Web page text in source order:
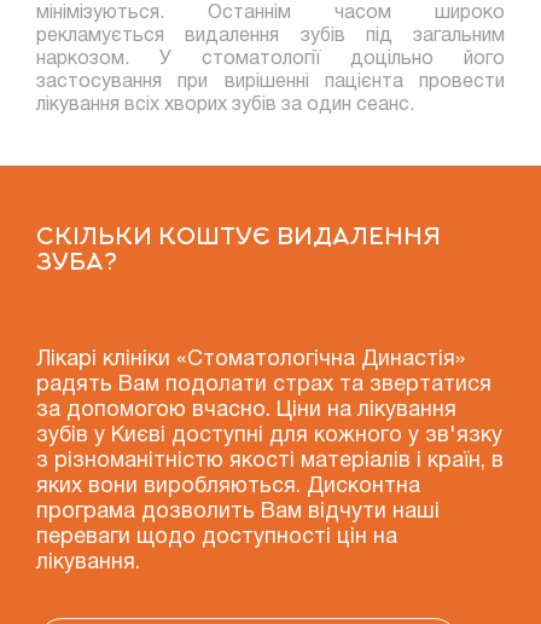
мінімізуються. Останнім часом широко
рекламується видалення зубів під загальним
наркозом. У стоматології доцільно його
застосування при вирішенні пацієнта провести
лікування всіх хворих зубів за один сеанс.
СКІЛЬКИ КОШТУЄ ВИДАЛЕННЯ
ЗУБА?
Лікарі клініки «Стоматологічна Династія»
радять Вам подолати страх та звертатися
за допомогою вчасно. Ціни на лікування
зубів у Києві доступні для кожного у зв'язку
з різноманітністю якості матеріалів і країн, в
яких вони виробляються. Дисконтна
програма дозволить Вам відчути наші
переваги щодо доступності цін на
лікування.